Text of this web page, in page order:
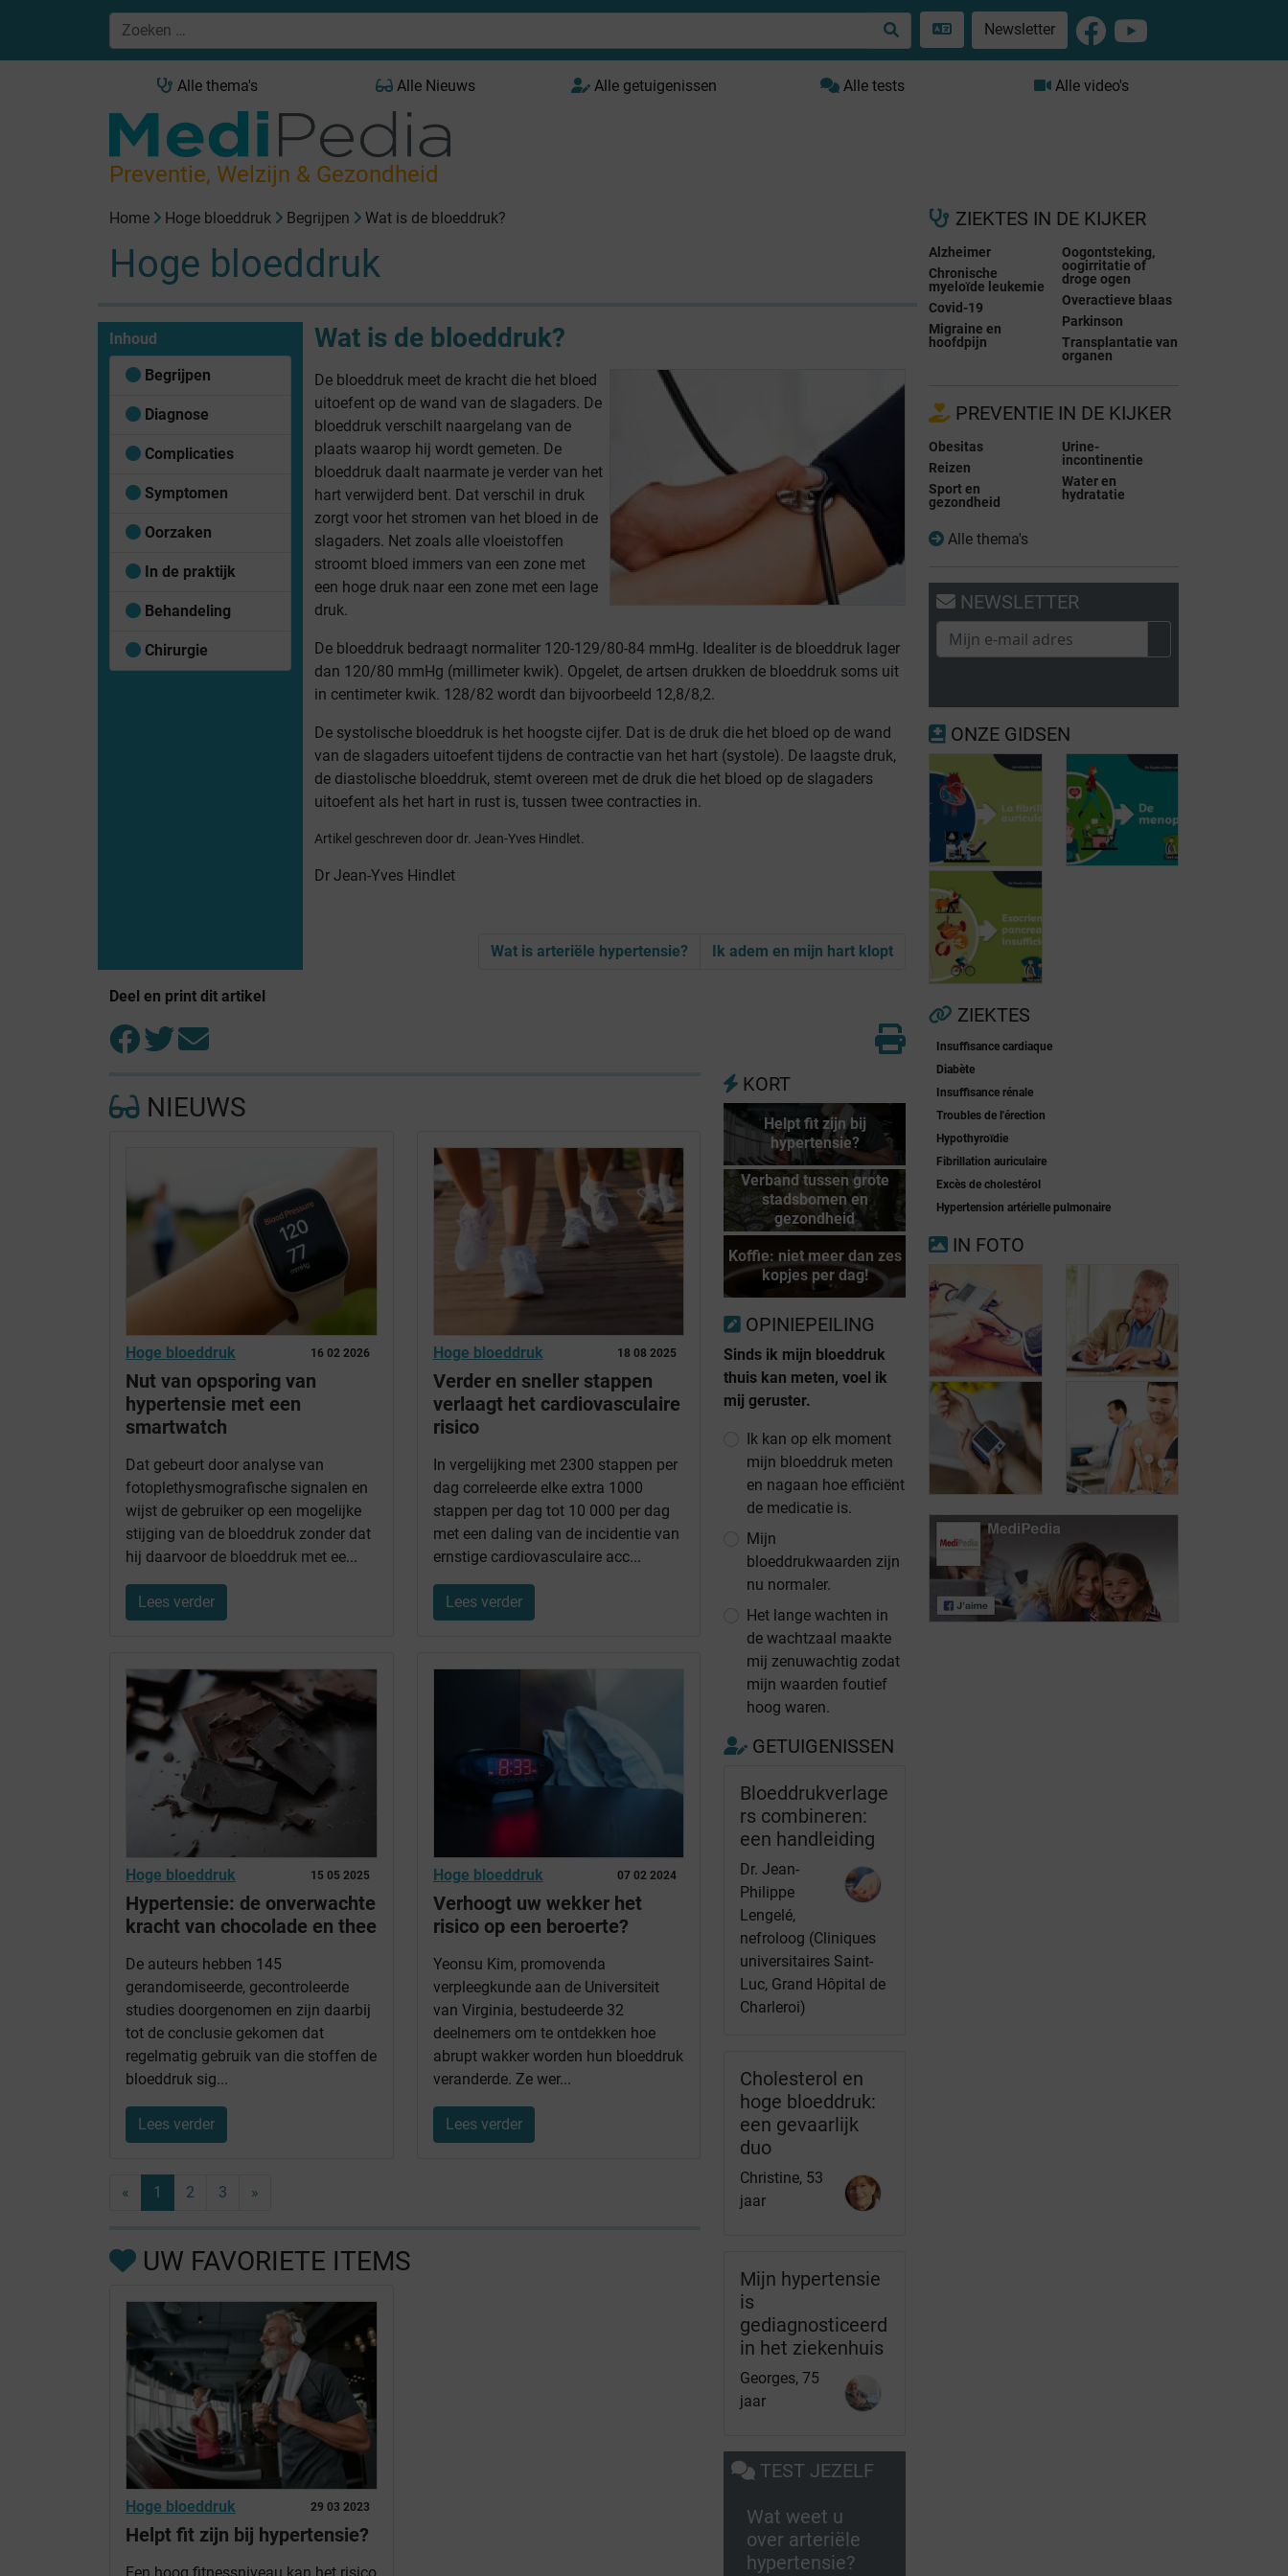
Newsletter
Alle thema's Alle Nieuws Alle getuigenissen Alle tests Alle video's
Preventie, Welzijn & Gezondheid
Home Hoge bloeddruk Begrijpen Wat is de bloeddruk?
Hoge bloeddruk
Inhoud
Begrijpen
Diagnose
Complicaties
Symptomen
Oorzaken
In de praktijk
Behandeling
Chirurgie
Wat is de bloeddruk?
De bloeddruk meet de kracht die het bloed
uitoefent op de wand van de slagaders. De
bloeddruk verschilt naargelang van de
plaats waarop hij wordt gemeten. De
bloeddruk daalt naarmate je verder van het
hart verwijderd bent. Dat verschil in druk
zorgt voor het stromen van het bloed in de
slagaders. Net zoals alle vloeistoffen
stroomt bloed immers van een zone met
een hoge druk naar een zone met een lage
druk.
De bloeddruk bedraagt normaliter 120-129/80-84 mmHg. Idealiter is de bloeddruk lager
dan 120/80 mmHg (millimeter kwik). Opgelet, de artsen drukken de bloeddruk soms uit
in centimeter kwik. 128/82 wordt dan bijvoorbeeld 12,8/8,2.
De systolische bloeddruk is het hoogste cijfer. Dat is de druk die het bloed op de wand
van de slagaders uitoefent tijdens de contractie van het hart (systole). De laagste druk,
de diastolische bloeddruk, stemt overeen met de druk die het bloed op de slagaders
uitoefent als het hart in rust is, tussen twee contracties in.
Artikel geschreven door dr. Jean-Yves Hindlet.
Dr Jean-Yves Hindlet
Wat is arteriële hypertensie? Ik adem en mijn hart klopt
Deel en print dit artikel
NIEUWS
16 02 2026
Hoge bloeddruk
Nut van opsporing van
hypertensie met een
smartwatch
Dat gebeurt door analyse van
fotoplethysmografische signalen en
wijst de gebruiker op een mogelijke
stijging van de bloeddruk zonder dat
hij daarvoor de bloeddruk met ee...
Lees verder
18 08 2025
Hoge bloeddruk
Verder en sneller stappen
verlaagt het cardiovasculaire
risico
In vergelijking met 2300 stappen per
dag correleerde elke extra 1000
stappen per dag tot 10 000 per dag
met een daling van de incidentie van
ernstige cardiovasculaire acc...
Lees verder
15 05 2025
Hoge bloeddruk
Hypertensie: de onverwachte
kracht van chocolade en thee
De auteurs hebben 145
gerandomiseerde, gecontroleerde
studies doorgenomen en zijn daarbij
tot de conclusie gekomen dat
regelmatig gebruik van die stoffen de
bloeddruk sig...
Lees verder
07 02 2024
Hoge bloeddruk
Verhoogt uw wekker het
risico op een beroerte?
Yeonsu Kim, promovenda
verpleegkunde aan de Universiteit
van Virginia, bestudeerde 32
deelnemers om te ontdekken hoe
abrupt wakker worden hun bloeddruk
veranderde. Ze wer...
Lees verder
« 1 2 3 »
UW FAVORIETE ITEMS
29 03 2023
Hoge bloeddruk
Helpt fit zijn bij hypertensie?
KORT
Helpt fit zijn bij
hypertensie?
Verband tussen grote
stadsbomen en
gezondheid
Koffie: niet meer dan zes
kopjes per dag!
OPINIEPEILING
Sinds ik mijn bloeddruk
thuis kan meten, voel ik
mij geruster.
Ik kan op elk moment
mijn bloeddruk meten
en nagaan hoe efficiënt
de medicatie is.
Mijn
bloeddrukwaarden zijn
nu normaler.
Het lange wachten in
de wachtzaal maakte
mij zenuwachtig zodat
mijn waarden foutief
hoog waren.
GETUIGENISSEN
Bloeddrukverlage
rs combineren:
een handleiding
Dr. Jean-
Philippe
Lengelé,
nefroloog (Cliniques
universitaires Saint-
Luc, Grand Hôpital de
Charleroi)
Cholesterol en
hoge bloeddruk:
een gevaarlijk
duo
Christine, 53
jaar
Mijn hypertensie
is
gediagnosticeerd
in het ziekenhuis
Georges, 75
jaar
TEST JEZELF
Wat weet u
over arteriële
hypertensie?
ZIEKTES IN DE KIJKER
Alzheimer
Chronische
myeloïde leukemie
Covid-19
Migraine en
hoofdpijn
Oogontsteking,
oogirritatie of
droge ogen
Overactieve blaas
Parkinson
Transplantatie van
organen
PREVENTIE IN DE KIJKER
Obesitas
Reizen
Sport en
gezondheid
Urine-
incontinentie
Water en
hydratatie
Alle thema's
NEWSLETTER
ONZE GIDSEN
Voorkamerfibrillatie
Exocriene
pancreas-
ZIEKTES
Insuffisance cardiaque
Diabète
Insuffisance rénale
Troubles de l'érection
Hypothyroïdie
Fibrillation auriculaire
Excès de cholestérol
Hypertension artérielle pulmonaire
IN FOTO
Hoe wordt de
bloeddruk
gemeten?
Hoe wordt
hypertensie
opgevolgd?
Meting van de
bloeddruk thuis
Hoe de
complicaties
van hypertensie
behandelen?